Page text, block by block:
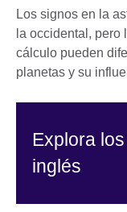
Los signos en la
la occidental, pero
cálculo pueden
planetas y su
Explora
inglés